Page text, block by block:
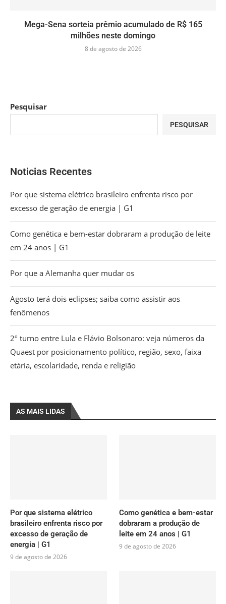
Mega-Sena sorteia prêmio acumulado de R$ 165
milhões neste domingo
8 de agosto de 2026
Pesquisar
PESQUISAR
Noticias Recentes
Por que sistema elétrico brasileiro enfrenta risco por
excesso de geração de energia | G1
Como genética e bem-estar dobraram a produção de leite
em 24 anos | G1
Por que a Alemanha quer mudar os
Agosto terá dois eclipses; saiba como assistir aos
fenômenos
2º turno entre Lula e Flávio Bolsonaro: veja números da
Quaest por posicionamento político, região, sexo, faixa
etária, escolaridade, renda e religião
AS MAIS LIDAS
Por que sistema elétrico
brasileiro enfrenta risco por
excesso de geração de
energia | G1
9 de agosto de 2026
Como genética e bem-estar
dobraram a produção de
leite em 24 anos | G1
9 de agosto de 2026